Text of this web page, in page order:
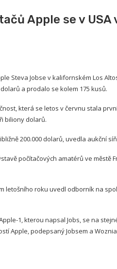
Apple se v USA
Steva Jobse v kalifornském Los
a prodalo se kolem 175 kusů.
která se letos v červnu stala
biliony dolarů.
200.000 dolarů, uvedla aukční
počítačových amatérů ve městě
letošního roku uvedl odborník na
1, kterou napsal Jobs, se na
Apple, podepsaný Jobsem a